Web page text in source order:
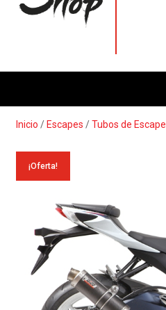
Inicio / Escapes /Tubos de Escape
¡Oferta!